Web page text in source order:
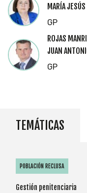
MARÍA JESÚS
GP
ROJAS
JUAN
GP
TEMÁTICAS
POBLACIÓN RECLUSA
Gestión penitenciaria